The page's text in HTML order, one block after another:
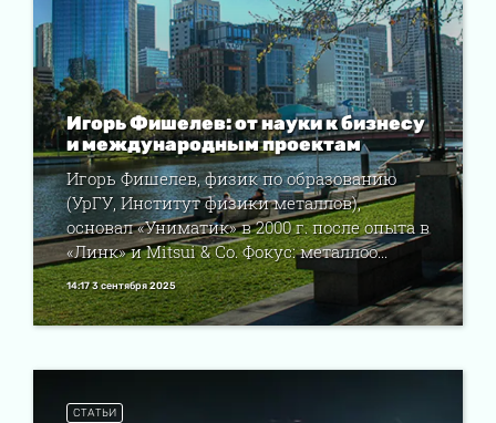
Игорь Фишелев: от науки к бизнесу
и международным проектам
Игорь Фишелев, физик по образованию
(УрГУ, Институт физики металлов),
основал «Униматик» в 2000 г. после опыта в
«Линк» и Mitsui & Co. Фокус: металлоо...
14:17 3 сентября 2025
СТАТЬИ